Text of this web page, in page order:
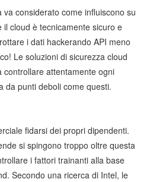
considerato come influiscono su
cloud è tecnicamente sicuro e
i dati hackerando API meno
Le soluzioni di sicurezza cloud
attentamente ogni
da punti deboli come questi.
fidarsi dei propri dipendenti.
si spingono troppo oltre questa
i fattori trainanti alla base
Secondo una ricerca di Intel, le